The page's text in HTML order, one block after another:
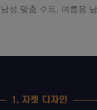
성 맞춤 수트, 여름용